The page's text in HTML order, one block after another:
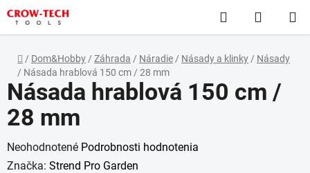
Prejsť
na
obsah
Hľadať
KOŠÍK
Domov
/ Dom&Hobby / Záhrada / Náradie / Násady a klinky / Násady
/ Násada hrablová 150 cm / 28 mm
Násada hrablová 150 cm /
28 mm
Priemerné
hodnotenie
Neohodnotené Podrobnosti hodnotenia
Značka: Strend Pro Garden